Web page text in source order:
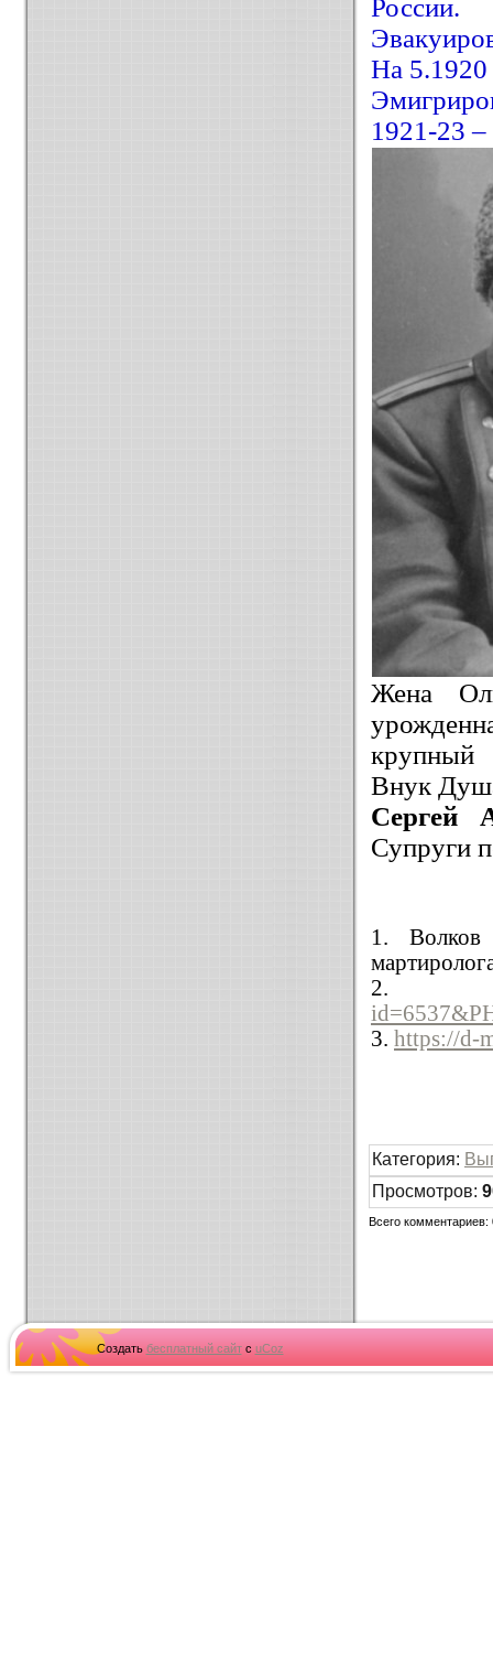
России.
На 5.1920
1921-23
Жена
крупный
Внук
Сергей
Супруги
1.
3. https://d-
Категория:
Просмотров:
Всего комментариев:
Создать бесплатный сайтс uCoz